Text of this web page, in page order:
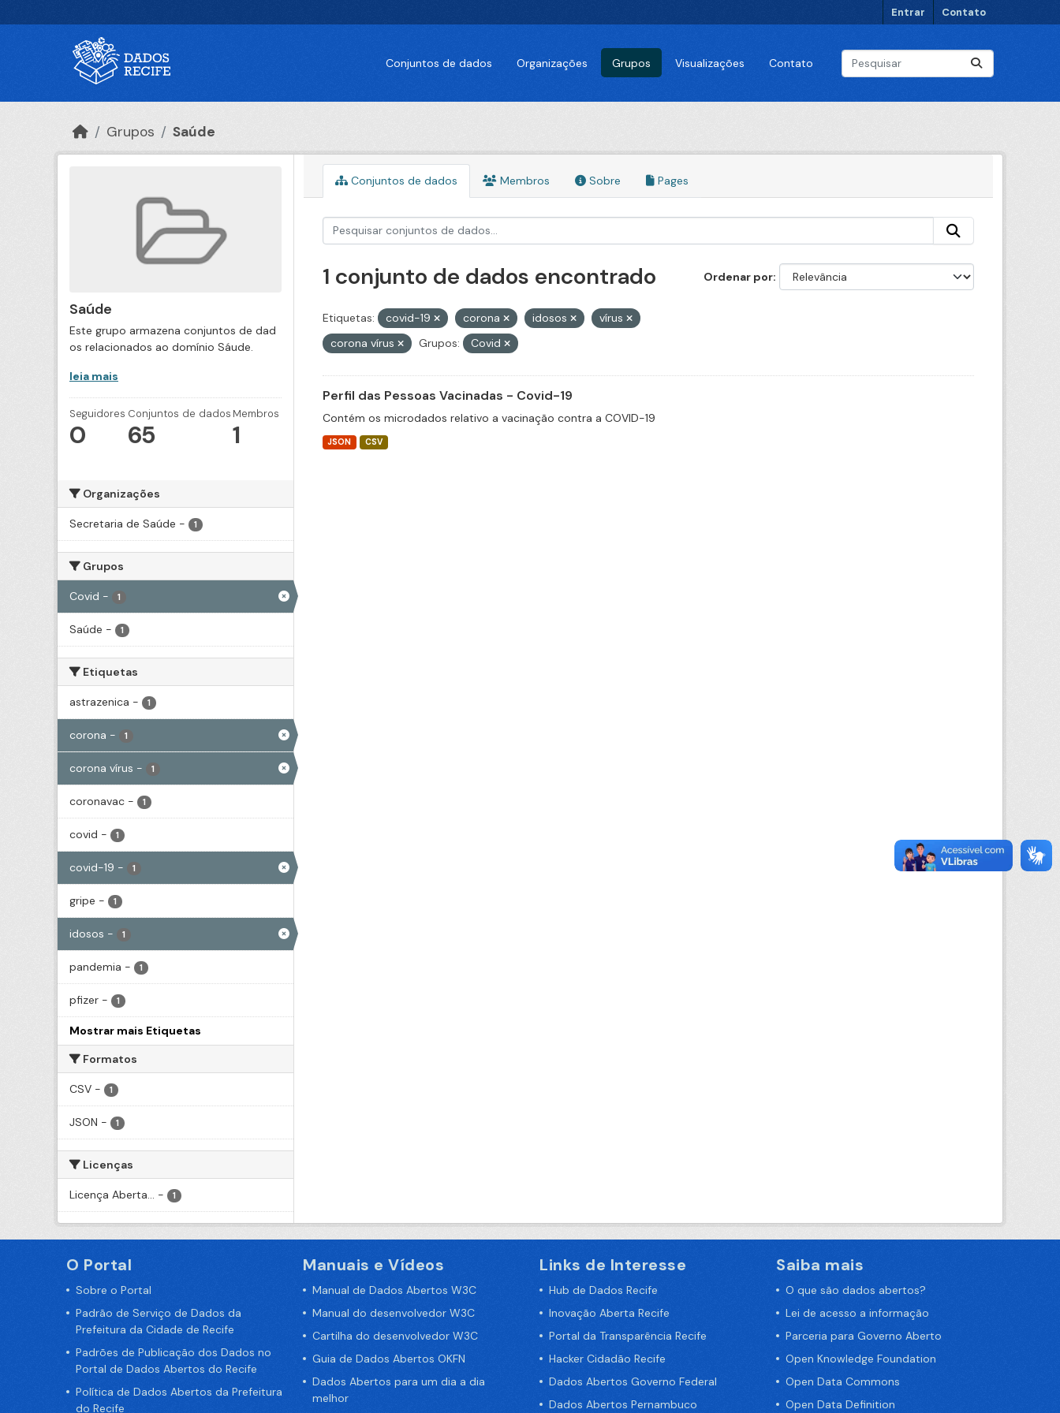
Entrar Contato
Conjuntos de dados Organizações Grupos Visualizações Contato
Grupos Saúde
Saúde
Este grupo armazena conjuntos de dad
os relacionados ao domínio Sáude.
leia mais
Seguidores
0
Conjuntos de dados
65
Membros
1
Organizações
Secretaria de Saúde - 1
Grupos
Covid - 1
Saúde - 1
Etiquetas
astrazenica - 1
corona - 1
corona vírus - 1
coronavac - 1
covid - 1
covid-19 - 1
gripe - 1
idosos - 1
pandemia - 1
pfizer - 1
Mostrar mais Etiquetas
Formatos
CSV - 1
JSON - 1
Licenças
Licença Aberta... - 1
Conjuntos de dados Membros Sobre Pages
Ordenar por
1 conjunto de dados encontrado
Etiquetas: covid-19 corona idosos
vírus
corona vírus
Grupos: Covid
Perfil das Pessoas Vacinadas - Covid-19
Contém os microdados relativo a vacinação contra a COVID-19
JSON CSV
O Portal
Sobre o Portal
Padrão de Serviço de Dados da
Prefeitura da Cidade de Recife
Padrões de Publicação dos Dados no
Portal de Dados Abertos do Recife
Política de Dados Abertos da Prefeitura
do Recife
Manuais e Vídeos
Manual de Dados Abertos W3C
Manual do desenvolvedor W3C
Cartilha do desenvolvedor W3C
Guia de Dados Abertos OKFN
Dados Abertos para um dia a dia
melhor
Links de Interesse
Hub de Dados Recife
Inovação Aberta Recife
Portal da Transparência Recife
Hacker Cidadão Recife
Dados Abertos Governo Federal
Dados Abertos Pernambuco
Saiba mais
O que são dados abertos?
Lei de acesso a informação
Parceria para Governo Aberto
Open Knowledge Foundation
Open Data Commons
Open Data Definition